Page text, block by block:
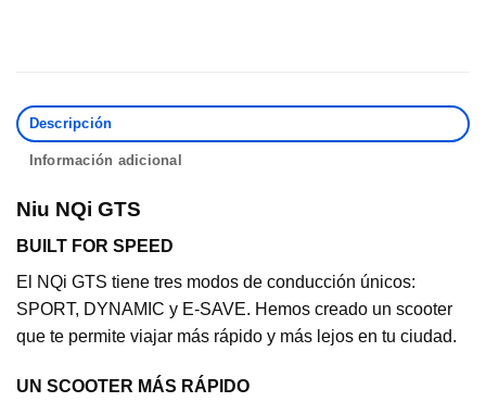
Descripción
Información adicional
Niu NQi GTS
BUILT FOR SPEED
El NQi GTS tiene tres modos de conducción únicos:
SPORT, DYNAMIC y E-SAVE. Hemos creado un scooter
que te permite viajar más rápido y más lejos en tu ciudad.
UN SCOOTER MÁS RÁPIDO